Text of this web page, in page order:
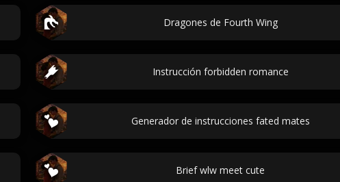
Dragones de Fourth Wing
Instrucción forbidden romance
Generador de instrucciones fated mates
Brief wlw meet cute